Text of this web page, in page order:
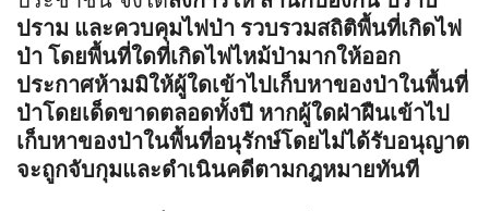
ปราม และควบคุมไฟป่า รวบรวมสถิติพื้นที่เกิดไฟ
ป่า โดยพื้นที่ใดที่เกิดไฟไหม้ป่ามากให้ออก
ประกาศห้ามมิให้ผู้ใดเข้าไปเก็บหาของป่าในพื้นที่
ป่าโดยเด็ดขาดตลอดทั้งปี หากผู้ใดฝ่าฝืนเข้าไป
เก็บหาของป่าในพื้นที่อนุรักษ์โดยไม่ได้รับอนุญาต
จะถูกจับกุมและดำเนินคดีตามกฎหมายทันที